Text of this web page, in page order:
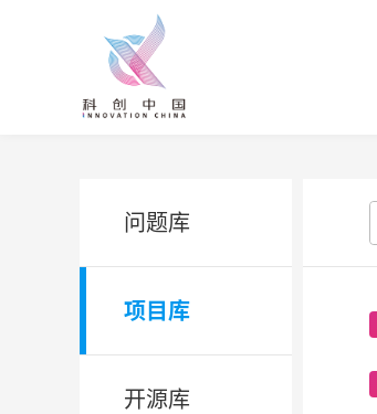
问题库
项目库
开源库